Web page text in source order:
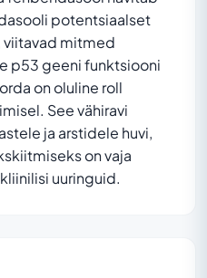
potentsiaalset
viitavad mitmed
p53 geeni funktsiooni
on oluline roll
See vähiravi
ja arstidele huvi,
on vaja
uuringuid.